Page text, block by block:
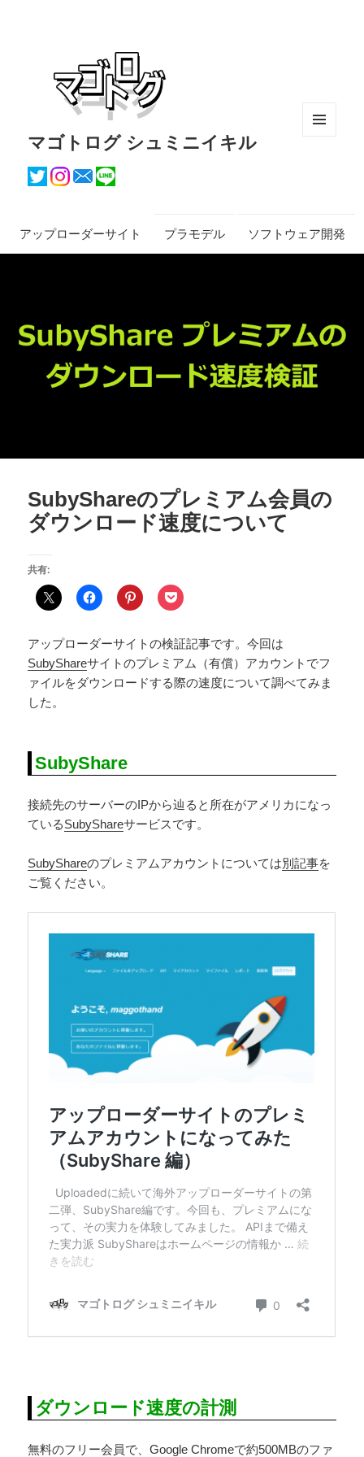
マゴトログ シュミニイキル
アップローダーサイト プラモデル ソフトウェア開発
SubyShareのプレミアム会員の
ダウンロード速度について
共有:
アップローダーサイトの検証記事です。今回は
SubyShareサイトのプレミアム（有償）アカウントでフ
ァイルをダウンロードする際の速度について調べてみま
した。
SubyShare
接続先のサーバーのIPから辿ると所在がアメリカになっ
ているSubyShareサービスです。
SubyShareのプレミアムアカウントについては別記事を
ご覧ください。
ダウンロード速度の計測
無料のフリー会員で、Google Chromeで約500MBのファ